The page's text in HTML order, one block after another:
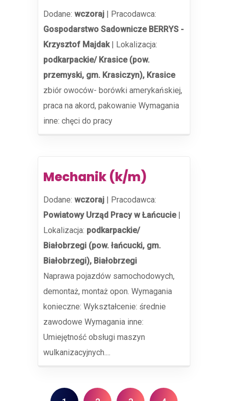
Dodane: wczoraj | Pracodawca:
Gospodarstwo Sadownicze BERRYS -
Krzysztof Majdak| Lokalizacja:
podkarpackie/ Krasice (pow.
przemyski, gm. Krasiczyn), Krasice
zbiór owoców- borówki amerykańskiej,
praca na akord, pakowanie Wymagania
inne: chęci do pracy
Mechanik (k/m)
Dodane: wczoraj | Pracodawca:
Powiatowy Urząd Pracy w Łańcucie|
Lokalizacja: podkarpackie/
Białobrzegi (pow. łańcucki, gm.
Białobrzegi), Białobrzegi
Naprawa pojazdów samochodowych,
demontaż, montaż opon. Wymagania
konieczne: Wykształcenie: średnie
zawodowe Wymagania inne:
Umiejętność obsługi maszyn
wulkanizacyjnych....